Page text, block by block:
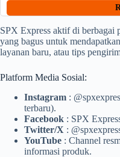
SPX Express aktif di berbagai
yang bagus untuk
layanan baru, atau tips
Platform Media Sosial:
Instagram :
terbaru).
Facebook : SPX
Twitter/X :
YouTube : Channel
informasi produk.